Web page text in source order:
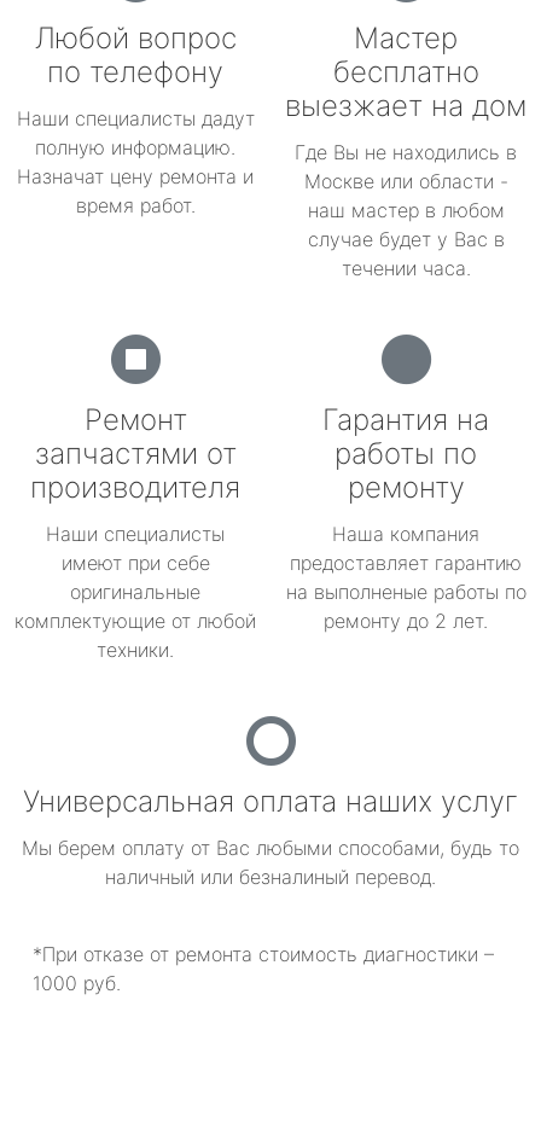
Любой вопрос
по телефону
Наши специалисты дадут
полную информацию.
Назначат цену ремонта и
время работ.
Мастер
бесплатно
выезжает на дом
Где Вы не находились в
Москве или области -
наш мастер в любом
случае будет у Вас в
течении часа.
Ремонт
запчастями от
производителя
Наши специалисты
имеют при себе
оригинальные
комплектующие от любой
техники.
Гарантия на
работы по
ремонту
Наша компания
предоставляет гарантию
на выполненые работы по
ремонту до 2 лет.
Универсальная оплата наших услуг
Мы берем оплату от Вас любыми способами, будь то
наличный или безналиный перевод.
*При отказе от ремонта стоимость диагностики –
1000 руб.